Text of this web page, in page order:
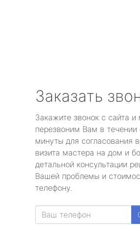
Заказать
Закажите звонок с сайта и
перезвоним Вам в течении
минуты для согласования
визита мастера на дом и
детальной консультации
Вашей проблемы и
телефону.